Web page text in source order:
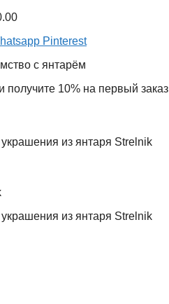
Pinterest
с янтарём
получите 10% на первый заказ